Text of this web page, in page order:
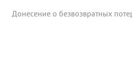
Донесение о безвозвратных